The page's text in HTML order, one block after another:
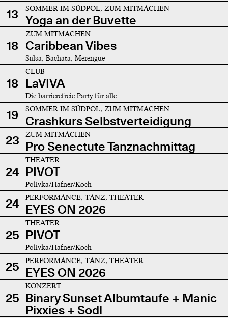
13 SOMMER IM SÜDPOL, ZUM MITMACHEN
Yoga an der Buvette
18
ZUM MITMACHEN
Caribbean Vibes
Salsa, Bachata, Merengue
18
CLUB
LaVIVA
Die barrierefreie Party für alle
19 SOMMER IM SÜDPOL, ZUM MITMACHEN
Crashkurs Selbstverteidigung
23
ZUM MITMACHEN
Pro Senectute Tanznachmittag
24
THEATER
PIVOT
Polivka/Hafner/Koch
24 PERFORMANCE, TANZ, THEATER
EYES ON 2026
25
THEATER
PIVOT
Polivka/Hafner/Koch
25 PERFORMANCE, TANZ, THEATER
EYES ON 2026
25
KONZERT
Binary Sunset Albumtaufe + Manic
Pixxies + Sodl